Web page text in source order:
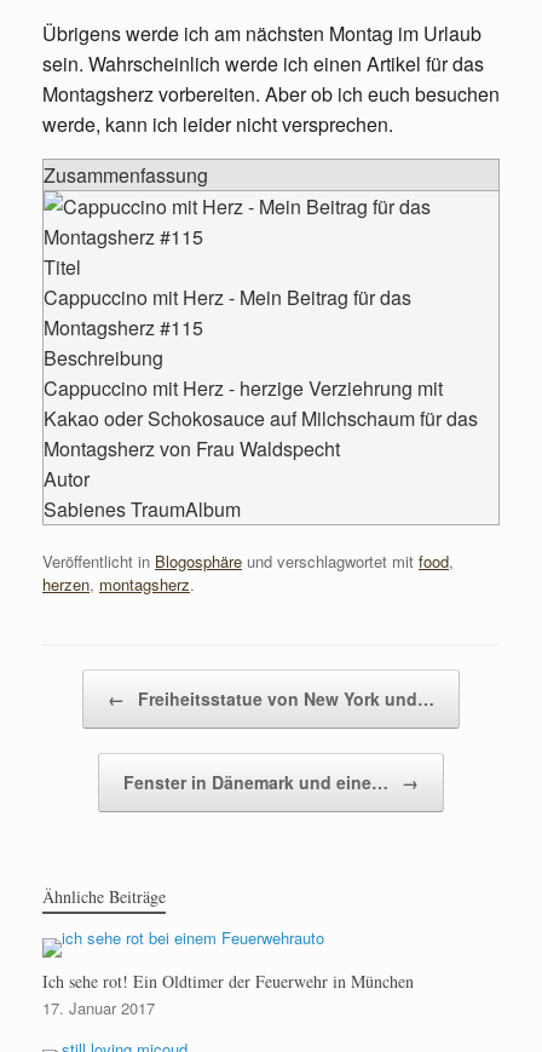
Übrigens werde ich am nächsten Montag im Urlaub
sein. Wahrscheinlich werde ich einen Artikel für das
Montagsherz vorbereiten. Aber ob ich euch besuchen
werde, kann ich leider nicht versprechen.
Zusammenfassung
Titel
Cappuccino mit Herz - Mein Beitrag für das
Montagsherz #115
Beschreibung
Cappuccino mit Herz - herzige Verziehrung mit
Kakao oder Schokosauce auf Milchschaum für das
Montagsherz von Frau Waldspecht
Autor
Sabienes TraumAlbum
Veröffentlicht in Blogosphäre und verschlagwortet mit food,
herzen, montagsherz.
← Freiheitsstatue von New York und…
Fenster in Dänemark und eine… →
Ähnliche Beiträge
Ich sehe rot! Ein Oldtimer der Feuerwehr in München
17. Januar 2017